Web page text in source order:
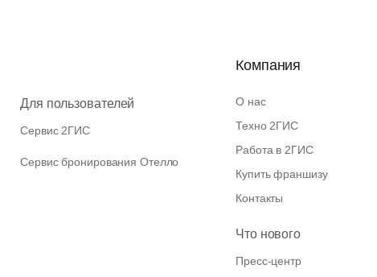
О нас
Техно 2ГИС
Компания
Работа в 2ГИС
Купить франшизу
Контакты
Пресс-центр
Что нового
Сервис 2ГИС
Сервис бронирования Отелло
Для пользователей